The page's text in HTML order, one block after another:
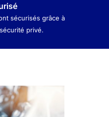
sécurisés grâce à
privé.